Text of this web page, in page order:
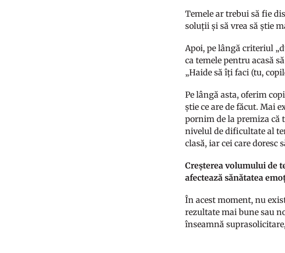
Temele ar trebui să fie
soluții și să vrea să știe
Apoi, pe lângă criteriul
ca temele pentru acasă
„Haide să îți faci (tu,
Pe lângă asta, oferim
știe ce are de făcut. Mai
pornim de la premiza că
nivelul de dificultate al
clasă, iar cei care
Creșterea volumului de
afectează sănătatea
În acest moment, nu
rezultate mai bune sau
înseamnă